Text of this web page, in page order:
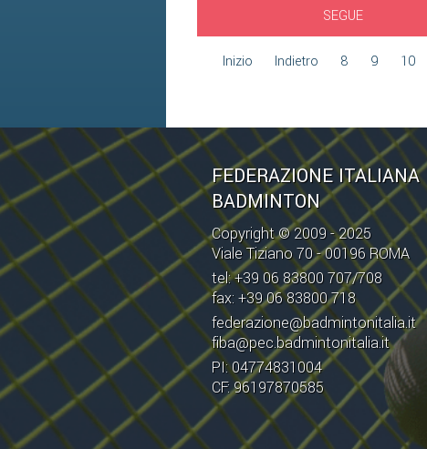
SEGUE
Inizio Indietro 8 9 10
FEDERAZIONE ITALIANA
BADMINTON
Copyright © 2009 - 2025
Viale Tiziano 70 - 00196 ROMA
tel: +39 06 83800 707/708
fax: +39 06 83800 718
federazione@badmintonitalia.it
fiba@pec.badmintonitalia.it
PI: 04774831004
CF: 96197870585